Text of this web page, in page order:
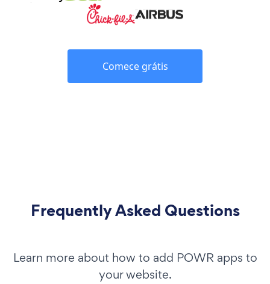
Comece grátis
Frequently Asked Questions
Learn more about how to add POWR apps to
your website.